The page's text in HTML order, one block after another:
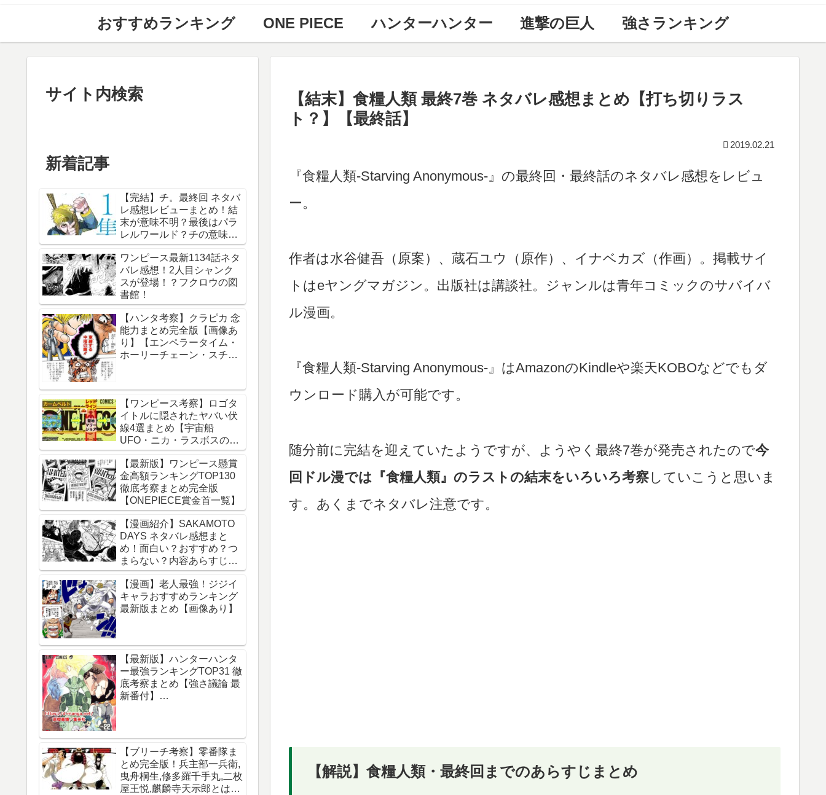
おすすめランキング ONE PIECE ハンターハンター 進撃の巨人 強さランキング
【結末】食糧人類 最終7巻 ネタバレ感想まとめ【打ち切りラス
ト？】【最終話】
2019.02.21
『食糧人類-Starving Anonymous-』の最終回・最終話のネタバレ感想をレビュ
ー。
作者は水谷健吾（原案）、蔵石ユウ（原作）、イナベカズ（作画）。掲載サイ
トはeヤングマガジン。出版社は講談社。ジャンルは青年コミックのサバイバ
ル漫画。
『食糧人類-Starving Anonymous-』はAmazonのKindleや楽天KOBOなどでもダ
ウンロード購入が可能です。
随分前に完結を迎えていたようですが、ようやく最終7巻が発売されたので今
回ドル漫では『食糧人類』のラストの結末をいろいろ考察していこうと思いま
す。あくまでネタバレ注意です。
【解説】食糧人類・最終回までのあらすじまとめ
サイト内検索
新着記事
【完結】チ。最終回 ネタバ
レ感想レビューまとめ！結
末が意味不明？最後はパラ
レルワールド？チの意味
は？内容あらすじは？アル
ベルト・ブルゼフスキと
は？【総合評価評判】【地
球の運動について】
ワンピース最新1134話ネタ
バレ感想！2人目シャンク
スが登場！？フクロウの図
書館！
【ハンタ考察】クラピカ 念
能力まとめ完全版【画像あ
り】【エンペラータイム・
ホーリーチェーン・スチー
ン】
【ワンピース考察】ロゴタ
イトルに隠されたヤバい伏
線4選まとめ【宇宙船
UFO・ニカ・ラスボスのイ
ム様・グランドライン】
【最新版】ワンピース懸賞
金高額ランキングTOP130
徹底考察まとめ完全版
【ONEPIECE賞金首一覧】
【漫画紹介】SAKAMOTO
DAYS ネタバレ感想まと
め！面白い？おすすめ？つ
まらない？内容あらすじレ
ビュー【サカモトデイズ】
【漫画】老人最強！ジジイ
キャラおすすめランキング
最新版まとめ【画像あり】
【最新版】ハンターハンタ
ー最強ランキングTOP31 徹
底考察まとめ【強さ議論 最
新番付】
【ブリーチ考察】零番隊ま
とめ完全版！兵主部一兵衛,
曳舟桐生,修多羅千手丸,二枚
屋王悦,麒麟寺天示郎とは？